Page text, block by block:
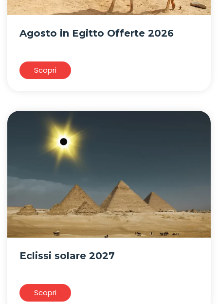
Agosto in Egitto Offerte 2026
Scopri
Eclissi solare 2027
Scopri